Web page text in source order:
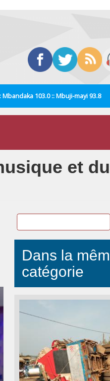
Mbandaka 103.0 :: Mbuji-mayi 93.8
et du
Dans la
catégorie